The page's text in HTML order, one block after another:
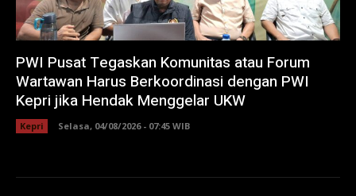
PWI Pusat Tegaskan Komunitas atau Forum
Wartawan Harus Berkoordinasi dengan PWI
Kepri jika Hendak Menggelar UKW
Kepri Selasa, 04/08/2026 - 07:45 WIB